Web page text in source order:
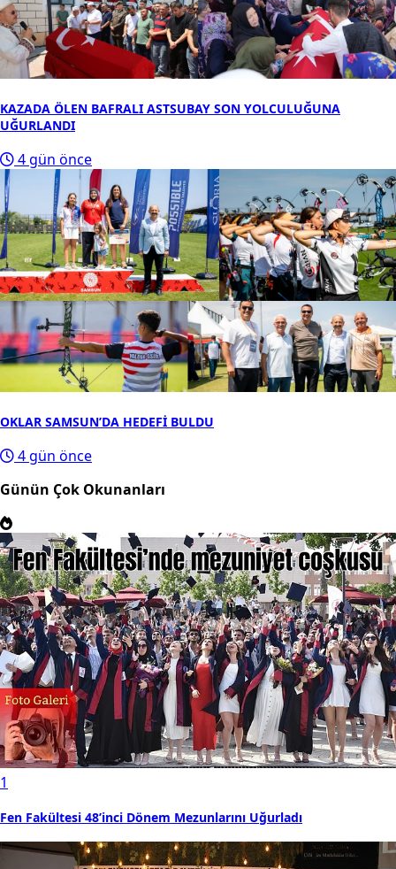
KAZADA ÖLEN BAFRALI ASTSUBAY SON YOLCULUĞUNA
UĞURLANDI
4 gün önce
OKLAR SAMSUN’DA HEDEFİ BULDU
4 gün önce
Günün Çok Okunanları
1
Fen Fakültesi 48’inci Dönem Mezunlarını Uğurladı